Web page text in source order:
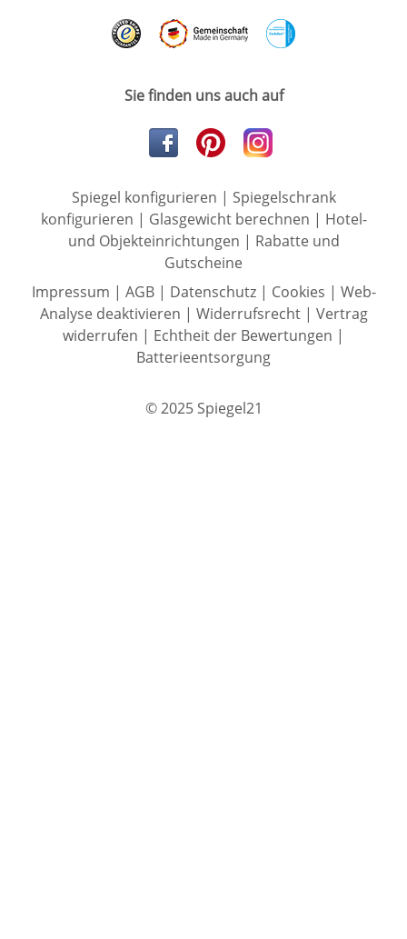
Sie finden uns auch auf
Spiegel konfigurieren | Spiegelschrank
konfigurieren | Glasgewicht berechnen | Hotel-
und Objekteinrichtungen | Rabatte und
Gutscheine
Impressum | AGB| Datenschutz| Cookies | Web-
Analyse deaktivieren | Widerrufsrecht| Vertrag
widerrufen | Echtheit der Bewertungen |
Batterieentsorgung
© 2025 Spiegel21